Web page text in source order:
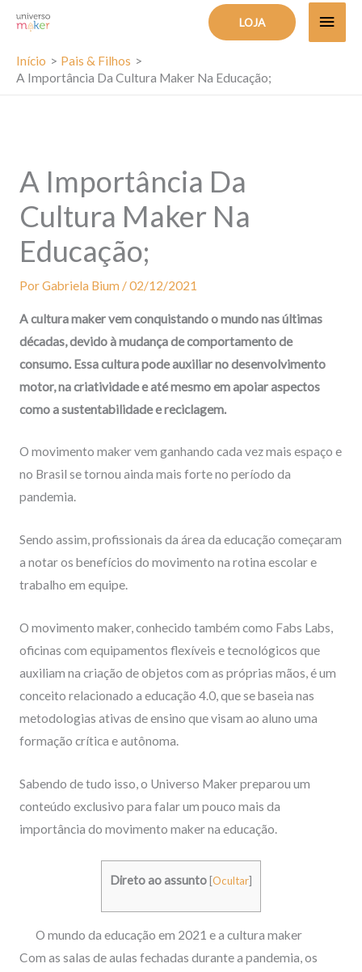
para
conteúdo
LOJA
Início
Pais & Filhos
A Importância Da Cultura Maker Na Educação;
A Importância Da
Cultura Maker Na
Educação;
PorGabriela Bium /02/12/2021
A cultura maker vem conquistando o mundo nas últimas
décadas, devido à mudança de comportamento de
consumo. Essa cultura pode auxiliar no desenvolvimento
motor, na criatividade e até mesmo em apoiar aspectos
como a sustentabilidade e reciclagem.
O movimento maker vem ganhando cada vez mais espaço e
no Brasil se tornou ainda mais forte no período da
pandemia.
Sendo assim, profissionais da área da educação começaram
a notar os benefícios do movimento na rotina escolar e
trabalho em equipe.
O movimento maker, conhecido também como Fabs Labs,
oficinas com equipamentos flexíveis e tecnológicos que
auxiliam na criação de objetos com as próprias mãos, é um
conceito relacionado a educação 4.0, que se baseia nas
metodologias ativas de ensino que visam ao aluno uma
formação crítica e autônoma.
Sabendo de tudo isso, o Universo Maker preparou um
conteúdo exclusivo para falar um pouco mais da
importância do movimento maker na educação.
Direto ao assunto[Ocultar]
O mundo da educação em 2021 e a cultura maker
Com as salas de aulas fechadas durante a pandemia, os